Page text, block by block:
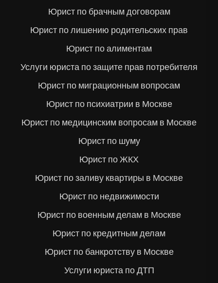
Юрист по брачным договорам
Юрист по лишению родительских прав
Юрист по алиментам
Услуги юриста по защите прав потребителя
Юрист по миграционным вопросам
Юрист по психиатрии в Москве
Юрист по медицинским вопросам в Москве
Юрист по шуму
Юрист по ЖКХ
Юрист по заливу квартиры в Москве
Юрист по недвижимости
Юрист по военным делам в Москве
Юрист по кредитным делам
Юрист по банкротству в Москве
Услуги юриста по ДТП